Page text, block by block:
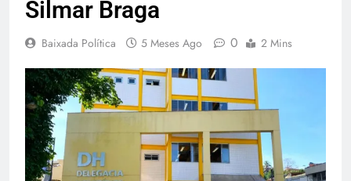
Silmar Braga
Baixada Política 5 Meses Ago 0 2 Mins